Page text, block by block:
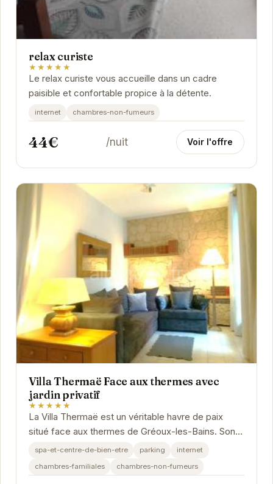
relax curiste
★★★★★
Le relax curiste vous accueille dans un cadre
paisible et confortable propice à la détente.
internet chambres-non-fumeurs
44€ /nuit Voir l'offre
Villa Thermaë Face aux thermes avec
jardin privatif
★★★★★
La Villa Thermaë est un véritable havre de paix
situé face aux thermes de Gréoux-les-Bains. Son
jardin privatif offre un espace de détente...
spa-et-centre-de-bien-etre parking
internet
chambres-familiales
chambres-non-fumeurs